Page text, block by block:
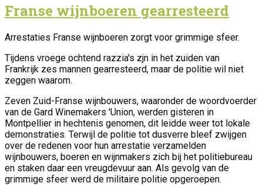
Franse wijnboeren gearresteerd
Arrestaties Franse wijnboeren zorgt voor grimmige sfeer.
Tijdens vroege ochtend razzia's zjn in het zuiden van
Frankrijk zes mannen gearresteerd, maar de politie wil niet
zeggen waarom.
Zeven Zuid-Franse wijnbouwers, waaronder de woordvoerder
van de Gard Winemakers 'Union, werden gisteren in
Montpellier in hechtenis genomen, dit leidde weer tot lokale
demonstraties. Terwijl de politie tot dusverre bleef zwijgen
over de redenen voor hun arrestatie verzamelden
wijnbouwers, boeren en wijnmakers zich bij het politiebureau
en staken daar een vreugdevuur aan. Als gevolg van de
grimmige sfeer werd de militaire politie opgeroepen.